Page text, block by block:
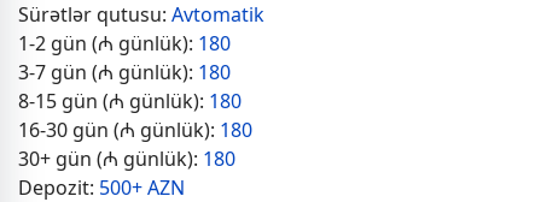
Sürətlər qutusu: Avtomatik
1-2 gün (₼ günlük): 180
3-7 gün (₼ günlük): 180
8-15 gün (₼ günlük): 180
16-30 gün (₼ günlük): 180
30+ gün (₼ günlük): 180
Depozit: 500+ AZN